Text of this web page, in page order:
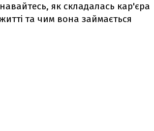
як складалась кар'єра
житті та чим вона займається